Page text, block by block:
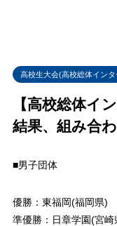
高校生大会(高校総体イン
【高校総体イ
結果、組み合
■男子団体
優勝：東福岡(福岡県)
準優勝：日章学園(宮崎